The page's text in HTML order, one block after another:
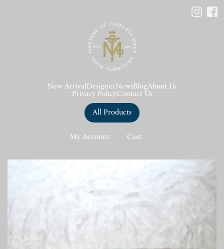
New Arrival DesignerNews BlogAbout Us
Privacy PolicyContact Us
All Products
My Account Cart